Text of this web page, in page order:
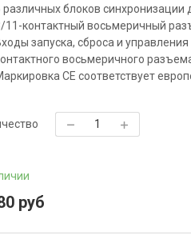
руб
различных блоков синхронизации
11-контактный восьмеричный
запуска, сброса и
восьмеричного
CE соответствует